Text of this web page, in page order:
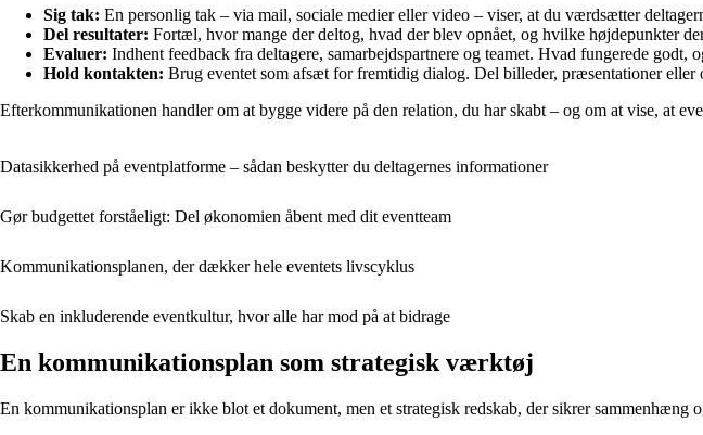
Sig tak: En personlig tak – via mail, sociale medier eller video – viser, at du værdsætter
Del resultater: Fortæl, hvor mange der deltog, hvad der blev opnået, og hvilke højdepunkter
Evaluer: Indhent feedback fra deltagere, samarbejdspartnere og teamet. Hvad fungerede godt,
Hold kontakten: Brug eventet som afsæt for fremtidig dialog. Del billeder, præsentationer
Efterkommunikationen handler om at bygge videre på den relation, du har skabt – og om at vise, at
Datasikkerhed på eventplatforme – sådan beskytter du deltagernes informationer
Gør budgettet forståeligt: Del økonomien åbent med dit eventteam
Kommunikationsplanen, der dækker hele eventets livscyklus
Skab en inkluderende eventkultur, hvor alle har mod på at bidrage
En kommunikationsplan som strategisk værktøj
En kommunikationsplan er ikke blot et dokument, men et strategisk redskab, der sikrer sammenhæng